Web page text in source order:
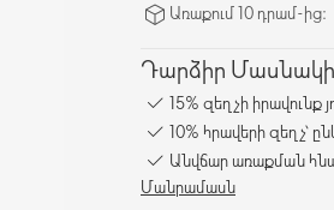
Առաքում 10 դրամ-ից։
Դարձիր
15% զեղչի իրավունք
10% հրավերի զեղչ՝
Անվճար առաքման
Մանրամասն